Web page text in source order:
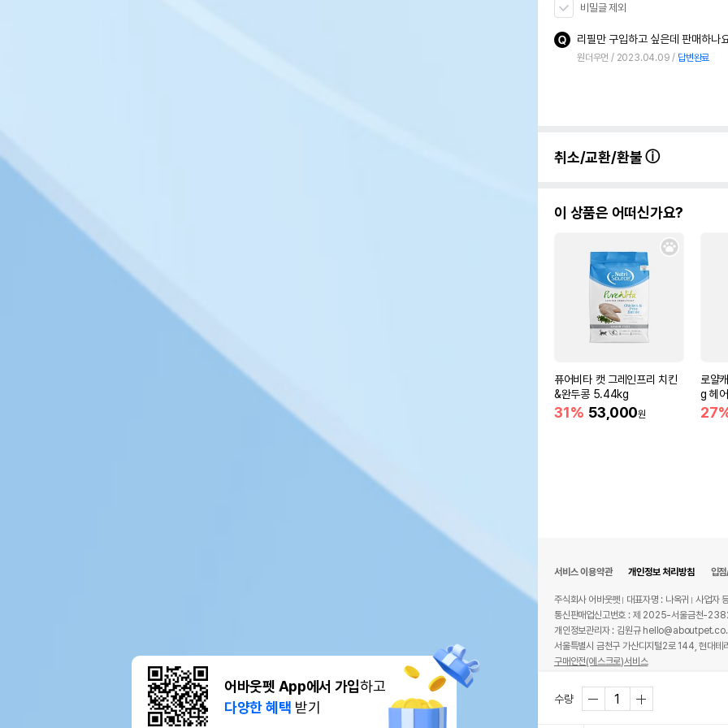
어바웃펫 App에서 가입하고
다양한 혜택 받기
비밀글 제외
리필만 구입하고 싶은데 판매하나
원더우먼 2023.04.09 답변완료
취소/교환/환불
이 상품은 어떠신가요?
퓨어비타 캣 그레인프리 치킨
&완두콩 5.44kg
31% 53,000원
로얄
g 헤
수량
서비스 이용약관 개인정보 처리방침 입
주식회사 어바웃펫 대표자명 : 나옥귀
사업자
통신판매업신고번호 : 제 2025-서울금천-
개인정보관리자 : 김원규
서울특별시 금천구 가산디지털2로 144, 현대
구매안전(에스크로)서비스